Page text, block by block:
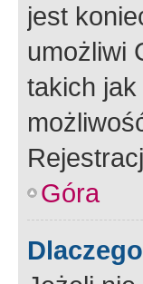
jest
umożliwi
takich jak
Góra